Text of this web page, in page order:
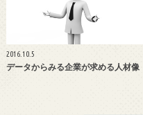
2016.10.5
データからみる企業が求める人材像